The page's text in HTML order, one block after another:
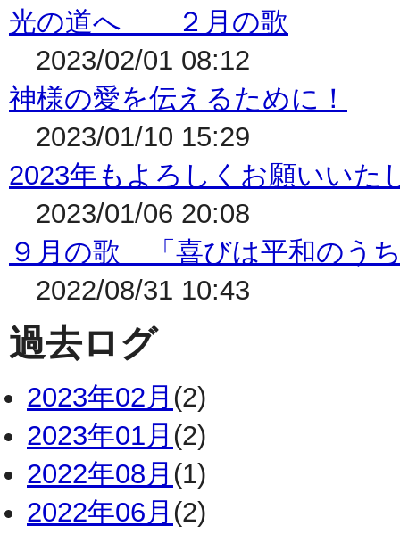
光の道へ ２月の歌
2023/02/01 08:12
神様の愛を伝えるために！
2023/01/10 15:29
2023年もよろしくお願いいた
2023/01/06 20:08
９月の歌 「喜びは平和のう
2022/08/31 10:43
過去ログ
2023年02月 (2)
2023年01月 (2)
2022年08月 (1)
2022年06月 (2)